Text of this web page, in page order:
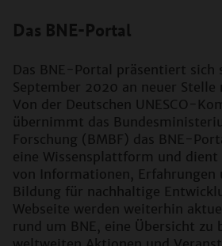
Das BNE-Portal
Das BNE-Portal präsentiert sich
September 2020 an neuer Stelle
Von der Deutschen UNESCO-
übernimmt das
Forschung (BMBF) das BNE-
eine Wissensplattform und dient
von Informationen, Erfahrungen
Bildung für nachhaltige
Webseite werden weiterhin
rund um BNE, eine Übersicht zu